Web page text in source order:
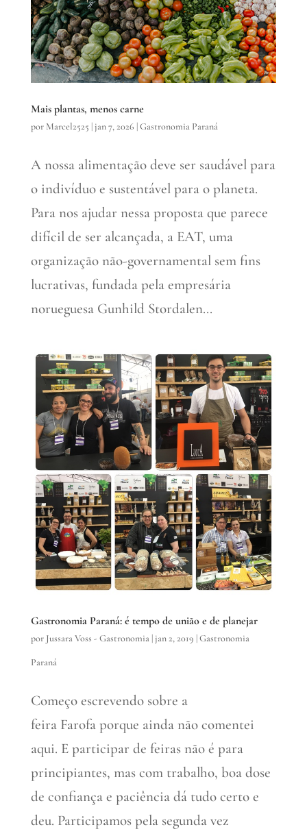
Mais plantas, menos carne
por Marcel2525 |jan 7, 2026 |Gastronomia Paraná
A nossa alimentação deve ser saudável para
o indivíduo e sustentável para o planeta.
Para nos ajudar nessa proposta que parece
difícil de ser alcançada, a EAT, uma
organização não-governamental sem fins
lucrativas, fundada pela empresária
norueguesa Gunhild Stordalen...
Gastronomia Paraná: é tempo de união e de planejar
por Jussara Voss - Gastronomia|jan 2, 2019 |Gastronomia
Paraná
Começo escrevendo sobre a
feira Farofa porque ainda não comentei
aqui. E participar de feiras não é para
principiantes, mas com trabalho, boa dose
de confiança e paciência dá tudo certo e
deu. Participamos pela segunda vez